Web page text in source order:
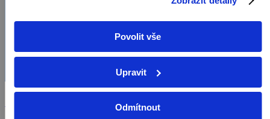
Povolit vše
Upravit
Odmítnout